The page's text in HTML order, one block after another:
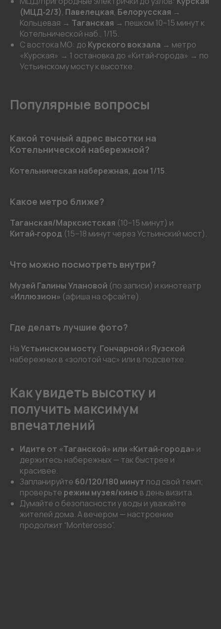
(МЦД‑2/3), Павелецкая, Белорусская →
Кольцевая → Таганская → пешком 10–15 минут к
Котельнической наб., 1/15.
С востока МО: до Курского вокзала → метро
«Курская» → 1 остановка до «Китай‑города» → по
Устьинскому мосту к высотке.
Популярные вопросы
Какой точный адрес высотки на
Котельнической набережной?
Котельническая набережная, дом 1/15.
Какое метро ближе?
Таганская/Марксистская (10–15 минут) и
Китай‑город (15–18 минут через Устьинский мост).
Что можно посмотреть внутри?
Музей Галины Улановой (по записи) и кинотеатр
«Иллюзион» (афиша на офсайте).
Где делать лучшие фото?
НаУстьинском мосту, Гончарной и Яузской
набережных в «золотой час» или в подсветке.
Как увидеть высотку и
получить максимум
впечатлений
Идите от «Таганской» или «Китай‑города» и
держитесь набережных — так быстрее и
красивее.
Запланируйте 60/120/180 минут под свой темп;
проверьте режим музея/кино в день визита.
Думайте о безопасности у воды и уважайте
жителей дома. А вечером — настроение
продолжит “Monterosso”.